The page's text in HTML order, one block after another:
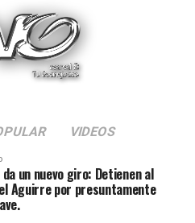
VIDEOS
un nuevo giro: Detienen al
Aguirre por presuntamente